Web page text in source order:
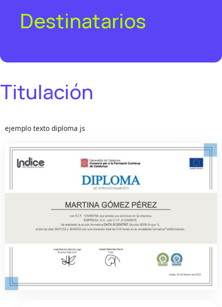
Destinatarios
Titulación
ejemplo texto diploma js